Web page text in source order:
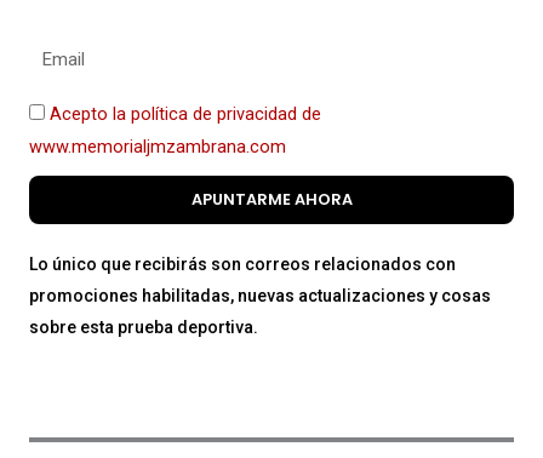
Acepto la política de privacidad de
www.memorialjmzambrana.com
APUNTARME AHORA
Lo único que recibirás son correos relacionados con
promociones habilitadas, nuevas actualizaciones y cosas
sobre esta prueba deportiva.